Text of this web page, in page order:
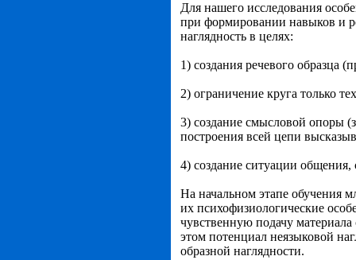
Для нашего исследования
при формировании навыков и
наглядность в целях:
1) создания речевого образца
2) ограничение круга только
3) создание смысловой опоры
построения всей цепи
4) создание ситуации
На начальном этапе обучения
их психофизиологические
чувственную подачу
этом потенциал неязыковой
образной наглядности.